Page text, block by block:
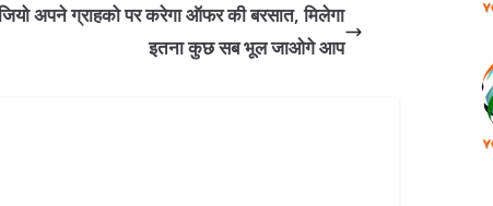
अपने ग्राहको पर करेगा ऑफर की बरसात, मिलेगा
इतना कुछ सब भूल जाओगे आप